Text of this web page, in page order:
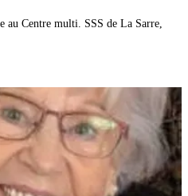
au Centre multi. SSS de La Sarre,